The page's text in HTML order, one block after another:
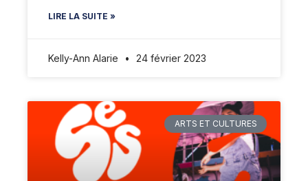
LIRE LA SUITE »
Kelly-Ann Alarie 24 février 2023
ARTS ET CULTURES